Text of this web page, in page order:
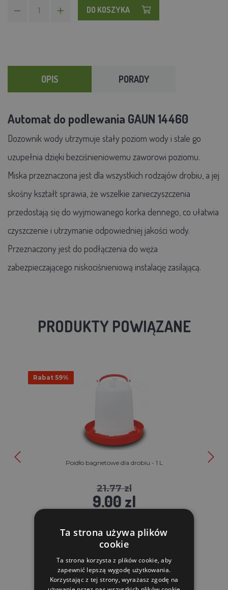
DO KOSZYKA
OPIS PORADY
Automat do podlewania GAUN 14460
Dozownik wody utrzymuje stały poziom wody i stale go
uzupełnia dzięki bezciśnieniowemu zaworowi poziomu.
Miska przeznaczona jest dla wszystkich rodzajów drobiu, a jej
skośny kształt sprawia, że wszelkie zanieczyszczenia
przedostają się do wyjmowanego korka dennego, co ułatwia
czyszczenie i utrzymanie odpowiedniej jakości wody.
Przeznaczony jest do podłączenia do węża
zabezpieczającego niskociśnieniową instalację zasilającą.
PRODUKTY POWIĄZANE
Rabat 59%
Poidło bagnetowe dla drobiu - 1 L
21.77 zl
9.00 zl
DO KOSZYKA
Ta strona używa plików
cookie
Ta strona korzysta z plików cookie, aby
zapewnić lepszą wygodę użytkowania.
Korzystając z tej strony, wyrażasz zgodę na